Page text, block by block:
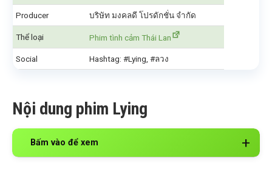
Producer บริษัท มงคลดี โปรดักชั่น จำกัด
Thể loại Phim tình cảm Thái Lan
Social Hashtag: #Lying, #ลวง
Nội dung phim Lying
Bấm vào để xem